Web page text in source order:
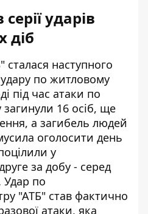
ударів
діб
сталася наступного
по житловому
під час атаки по
16 осіб, ще
а загибель людей
оголосити день
у
за добу - серед
Удар по
"АТБ" став фактично
атаки, яка